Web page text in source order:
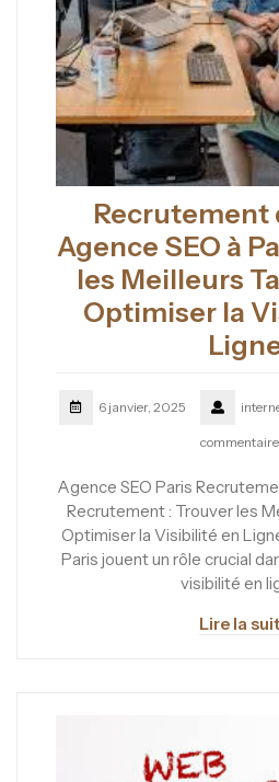
Recrutement
Agence SEO à
les Meilleurs
Optimiser la
6 janvier, 2025
commentaire
Agence SEO Paris
Recrutement : Trouver les
Optimiser la Visibilité en
Paris jouent un rôle crucial
visibilité en
Lire la